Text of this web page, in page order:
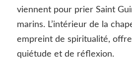
viennent pour prier Saint
marins. L’intérieur de la
empreint de spiritualité,
quiétude et de réflexion.